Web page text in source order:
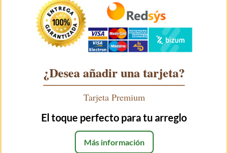
¿Desea añadir una tarjeta?
Tarjeta Premium
El toque perfecto para tu arreglo
Más información